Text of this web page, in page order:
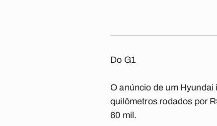
Do G1
O anúncio de um
quilômetros rodados por
60 mil.